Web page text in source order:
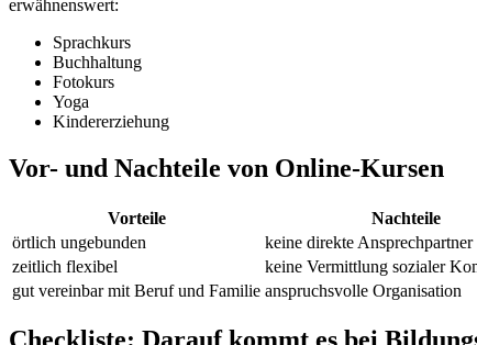
erwähnenswert:
Sprachkurs
Buchhaltung
Fotokurs
Yoga
Kindererziehung
Vor- und Nachteile von Online-Kursen
Vorteile
Nachteile
örtlich ungebunden
keine direkte Ansprechpartner
zeitlich flexibel
keine Vermittlung sozialer
gut vereinbar mit Beruf und Familie anspruchsvolle Organisation